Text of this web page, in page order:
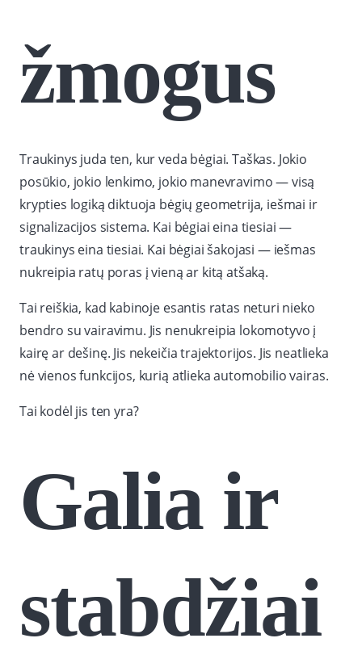
žmogus
Traukinys juda ten, kur veda bėgiai. Taškas. Jokio
posūkio, jokio lenkimo, jokio manevravimo — visą
krypties logiką diktuoja bėgių geometrija, iešmai ir
signalizacijos sistema. Kai bėgiai eina tiesiai —
traukinys eina tiesiai. Kai bėgiai šakojasi — iešmas
nukreipia ratų poras į vieną ar kitą atšaką.
Tai reiškia, kad kabinoje esantis ratas neturi nieko
bendro su vairavimu. Jis nenukreipia lokomotyvo į
kairę ar dešinę. Jis nekeičia trajektorijos. Jis neatlieka
nė vienos funkcijos, kurią atlieka automobilio vairas.
Tai kodėl jis ten yra?
Galia ir
stabdžiai